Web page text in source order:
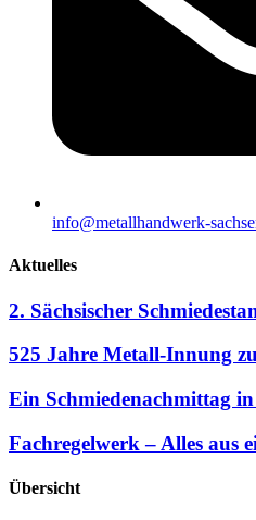
info@metallhandwerk-
Aktuelles
2. Sächsischer
525 Jahre Metall-Innung
Ein Schmiedenachmittag
Fachregelwerk – Alles aus
Übersicht